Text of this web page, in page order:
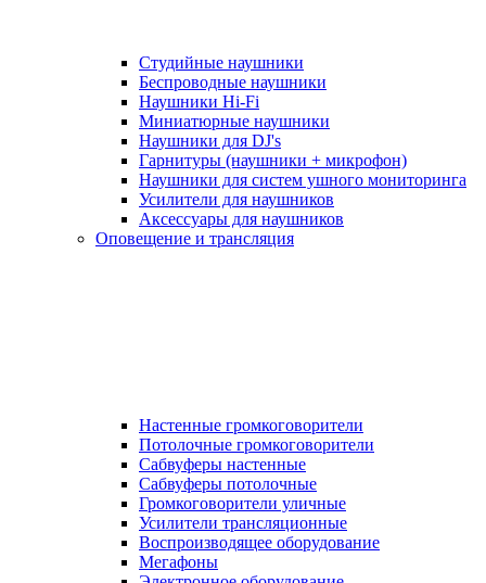
Студийные наушники
Беспроводные наушники
Наушники Hi-Fi
Миниатюрные наушники
Наушники для DJ's
Гарнитуры (наушники + микрофон)
Наушники для систем ушного мониторинга
Усилители для наушников
Аксессуары для наушников
Оповещение и трансляция
Настенные громкоговорители
Потолочные громкоговорители
Сабвуферы настенные
Сабвуферы потолочные
Громкоговорители уличные
Усилители трансляционные
Воспроизводящее оборудование
Мегафоны